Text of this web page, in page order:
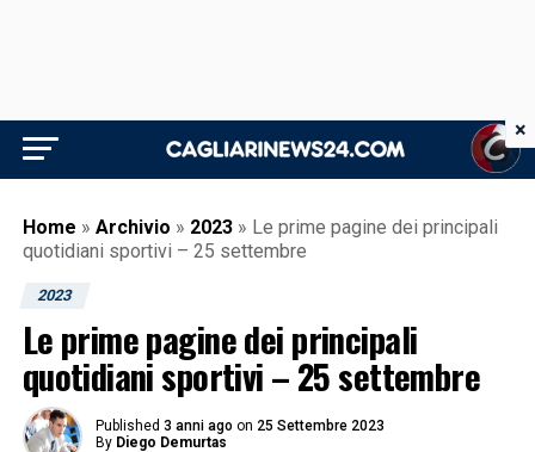
Home » Archivio » 2023 » Le prime pagine dei principali
quotidiani sportivi – 25 settembre
2023
Le prime pagine dei principali
quotidiani sportivi – 25 settembre
Published 3 anni ago on 25 Settembre 2023
By Diego Demurtas
×